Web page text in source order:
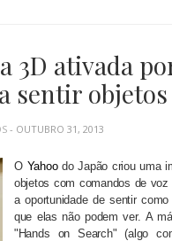
3D ativada
sentir objetos
- OUTUBRO 31, 2013
O Yahoodo Japão criou uma
objetos com comandos de
a oportunidade de sentir
que elas não podem ver. A
"Hands on Search" (algo